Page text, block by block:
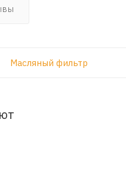
Масляный фильтр